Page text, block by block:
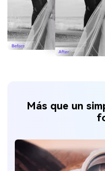
Más que un